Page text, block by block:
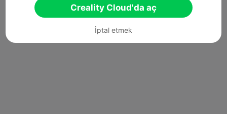
Creality Cloud'da aç
İptal etmek